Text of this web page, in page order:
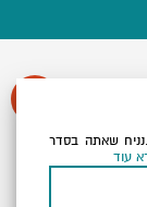
פרטיות
שאתה בסדר
עוד